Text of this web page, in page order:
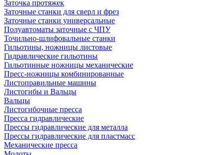
Заточка протяжек
Заточные станки для сверл и фрез
Заточные станки универсальные
Полуавтоматы заточные с ЧПУ
Точильно-шлифовальные станки
Гильотины, ножницы листовые
Гидравлические гильотины
Гильотинные ножницы механические
Пресс-ножницы комбинированные
Листоправильные машины
Листогибы и Вальцы
Вальцы
Листогибочные пресса
Пресса гидравлические
Прессы гидравлические для металла
Прессы гидравлические для пластмасс
Механические пресса